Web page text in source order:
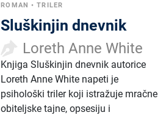
ROMAN •TRILER
Sluškinjin dnevnik
Loreth Anne White
Knjiga Sluškinjin dnevnik autorice
Loreth Anne White napeti je
psihološki triler koji istražuje mračne
obiteljske tajne, opsesiju i